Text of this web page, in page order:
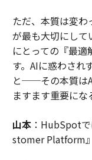
ただ、本質は変
が最も大切にし
にとっての『最
す。AIに惑わされ
と──その本質は
ますます重要にな
山本：HubSpotで
stomer Platform